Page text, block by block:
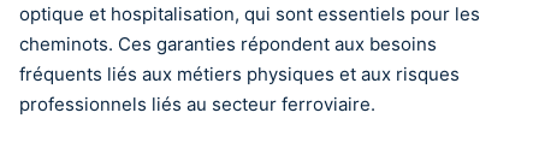
optique et hospitalisation, qui sont essentiels pour les
cheminots. Ces garanties répondent aux besoins
fréquents liés aux métiers physiques et aux risques
professionnels liés au secteur ferroviaire.